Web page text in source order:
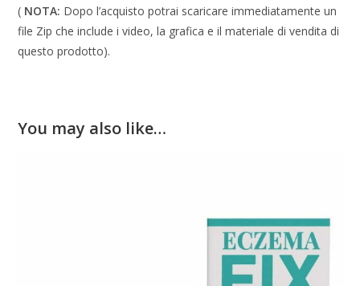
( NOTA: Dopo l’acquisto potrai scaricare immediatamente un
file Zip che include i video, la grafica e il materiale di vendita di
questo prodotto).
You may also like…